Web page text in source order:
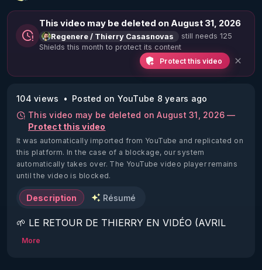
This video may be deleted on August 31, 2026
Regenere / Thierry Casasnovas
still needs 125
Shields this month to protect its content
Protect this video
104 views
Posted on YouTube 8 years ago
This video may be deleted on August 31, 2026 —
Protect this video
It was automatically imported from YouTube and replicated on
this platform. In the case of a blockage, our system
automatically takes over. The YouTube video player remains
until the video is blocked.
Description Résumé
🌱 LE RETOUR DE THIERRY EN VIDÉO (AVRIL
2022)!
More